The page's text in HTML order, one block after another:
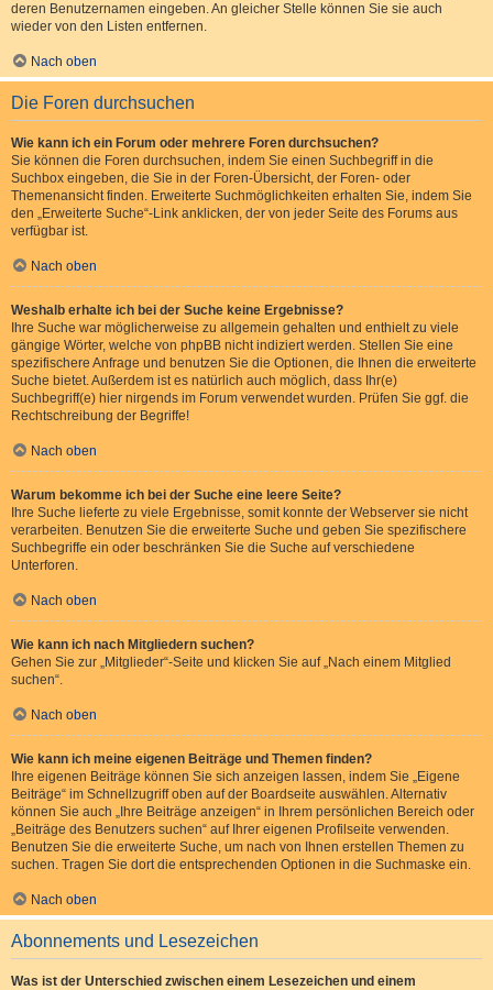
deren Benutzernamen eingeben. An gleicher Stelle können Sie sie auch
wieder von den Listen entfernen.
Nach oben
Die Foren durchsuchen
Wie kann ich ein Forum oder mehrere Foren durchsuchen?
Sie können die Foren durchsuchen, indem Sie einen Suchbegriff in die
Suchbox eingeben, die Sie in der Foren-Übersicht, der Foren- oder
Themenansicht finden. Erweiterte Suchmöglichkeiten erhalten Sie, indem Sie
den „Erweiterte Suche“-Link anklicken, der von jeder Seite des Forums aus
verfügbar ist.
Nach oben
Weshalb erhalte ich bei der Suche keine Ergebnisse?
Ihre Suche war möglicherweise zu allgemein gehalten und enthielt zu viele
gängige Wörter, welche von phpBB nicht indiziert werden. Stellen Sie eine
spezifischere Anfrage und benutzen Sie die Optionen, die Ihnen die erweiterte
Suche bietet. Außerdem ist es natürlich auch möglich, dass Ihr(e)
Suchbegriff(e) hier nirgends im Forum verwendet wurden. Prüfen Sie ggf. die
Rechtschreibung der Begriffe!
Nach oben
Warum bekomme ich bei der Suche eine leere Seite?
Ihre Suche lieferte zu viele Ergebnisse, somit konnte der Webserver sie nicht
verarbeiten. Benutzen Sie die erweiterte Suche und geben Sie spezifischere
Suchbegriffe ein oder beschränken Sie die Suche auf verschiedene
Unterforen.
Nach oben
Wie kann ich nach Mitgliedern suchen?
Gehen Sie zur „Mitglieder“-Seite und klicken Sie auf „Nach einem Mitglied
suchen“.
Nach oben
Wie kann ich meine eigenen Beiträge und Themen finden?
Ihre eigenen Beiträge können Sie sich anzeigen lassen, indem Sie „Eigene
Beiträge“ im Schnellzugriff oben auf der Boardseite auswählen. Alternativ
können Sie auch „Ihre Beiträge anzeigen“ in Ihrem persönlichen Bereich oder
„Beiträge des Benutzers suchen“ auf Ihrer eigenen Profilseite verwenden.
Benutzen Sie die erweiterte Suche, um nach von Ihnen erstellen Themen zu
suchen. Tragen Sie dort die entsprechenden Optionen in die Suchmaske ein.
Nach oben
Abonnements und Lesezeichen
Was ist der Unterschied zwischen einem Lesezeichen und einem